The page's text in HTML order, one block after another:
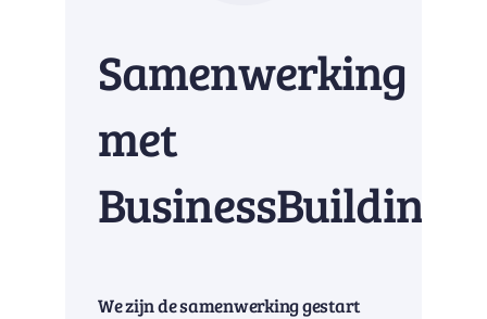
Samenwerking
met
BusinessBuilding
We zijn de samenwerking gestart